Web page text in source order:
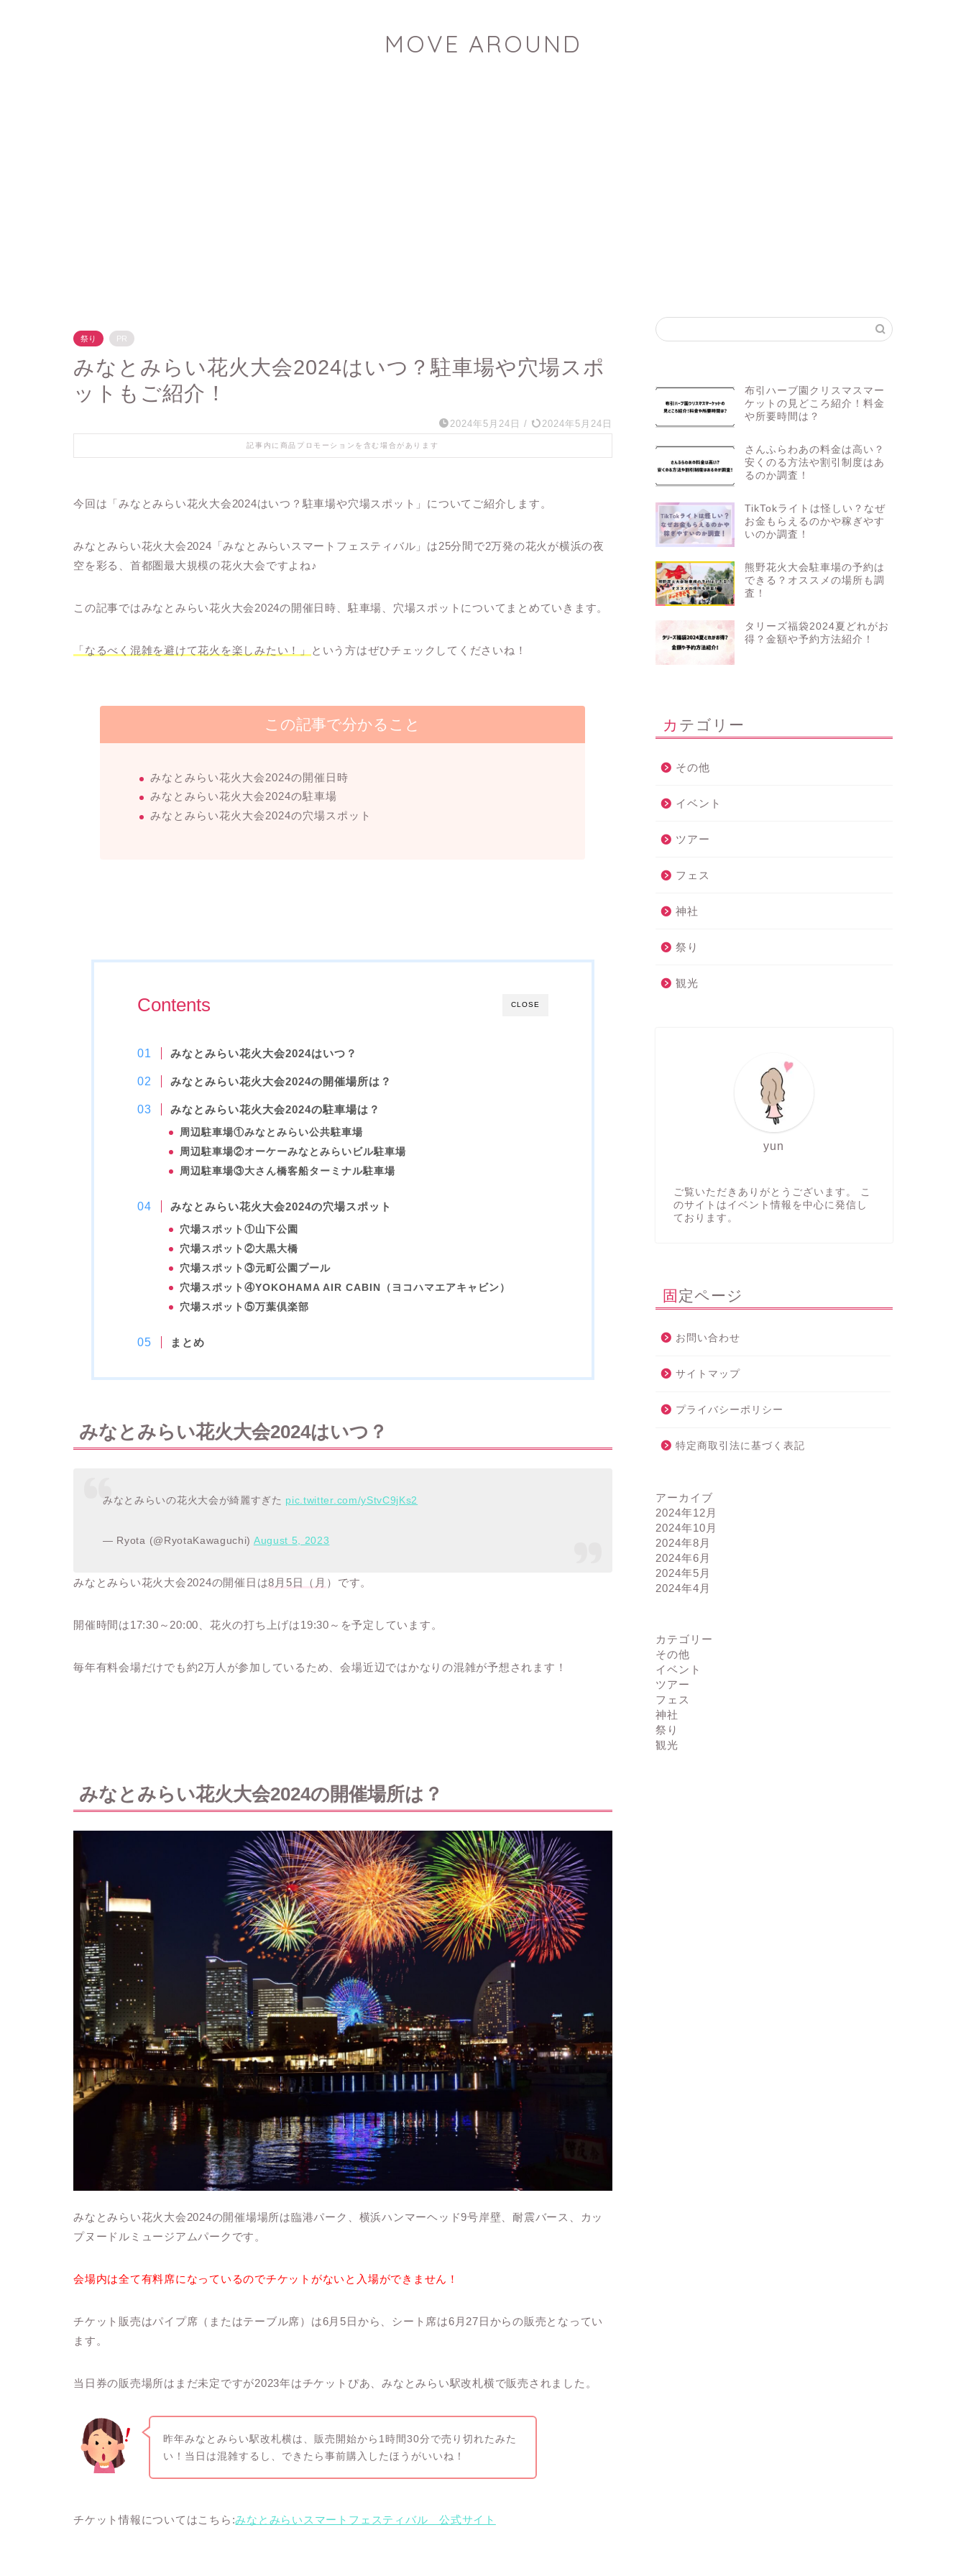
MOVE AROUND
祭り PR
みなとみらい花火大会2024はいつ？駐車場や穴場スポ
ットもご紹介！
2024年5月24日 / 2024年5月24日
記事内に商品プロモーションを含む場合があります
今回は「みなとみらい花火大会2024はいつ？駐車場や穴場スポット」についてご紹介します。
みなとみらい花火大会2024「みなとみらいスマートフェスティバル」は25分間で2万発の花火が横浜の夜
空を彩る、首都圏最大規模の花火大会ですよね♪
この記事ではみなとみらい花火大会2024の開催日時、駐車場、穴場スポットについてまとめていきます。
「なるべく混雑を避けて花火を楽しみたい！」 という方はぜひチェックしてくださいね！
この記事で分かること
みなとみらい花火大会2024の開催日時
みなとみらい花火大会2024の駐車場
みなとみらい花火大会2024の穴場スポット
CLOSE
Contents
みなとみらい花火大会2024はいつ？
みなとみらい花火大会2024の開催場所は？
みなとみらい花火大会2024の駐車場は？
周辺駐車場①みなとみらい公共駐車場
周辺駐車場②オーケーみなとみらいビル駐車場
周辺駐車場③大さん橋客船ターミナル駐車場
みなとみらい花火大会2024の穴場スポット
穴場スポット①山下公園
穴場スポット②大黒大橋
穴場スポット③元町公園プール
穴場スポット④YOKOHAMA AIR CABIN（ヨコハマエアキャビン）
穴場スポット⑤万葉倶楽部
まとめ
みなとみらい花火大会2024はいつ？
みなとみらいの花火大会が綺麗すぎた pic.twitter.com/yStvC9jKs2
— Ryota (@RyotaKawaguchi) August 5, 2023
みなとみらい花火大会2024の開催日は8月5日（月 ）です。
開催時間は17:30～20:00、花火の打ち上げは19:30～を予定しています。
毎年有料会場だけでも約2万人が参加しているため、会場近辺ではかなりの混雑が予想されます！
みなとみらい花火大会2024の開催場所は？
みなとみらい花火大会2024の開催場場所は臨港パーク、横浜ハンマーヘッド9号岸壁、耐震バース、カッ
プヌードルミュージアムパークです。
会場内は全て有料席になっているのでチケットがないと入場ができません！
チケット販売はパイプ席（またはテーブル席）は6月5日から、シート席は6月27日からの販売となってい
ます。
当日券の販売場所はまだ未定ですが2023年はチケット ぴあ、みなとみらい駅改札横で販売されました。
昨年みなとみらい駅改札横は、販売開始から1時間30分で売り切れたみた
い！当日は混雑するし、できたら事前購入したほうがいいね！
チケット情報についてはこちら:みなとみらいスマートフェスティバル 公式サイト
布引ハーブ園クリスマスマー
ケットの見どころ紹介！料金
や所要時間は？
さんふらわあの料金は高い？
安くのる方法や割引制度はあ
るのか調査！
TikTokライトは怪しい？なぜ
お金もらえるのかや稼ぎやす
いのか調査！
熊野花火大会駐車場の予約は
できる？オススメの場所も調
査！
タリーズ福袋2024夏どれがお
得？金額や予約方法紹介！
カテゴリー
その他
イベント
ツアー
フェス
神社
祭り
観光
yun
ご覧いただきありがとうございます。 こ
のサイトはイベント情報を中心に発信し
ております。
固定ページ
お問い合わせ
サイトマップ
プライバシーポリシー
特定商取引法に基づく表記
アーカイブ
2024年12月
2024年10月
2024年8月
2024年6月
2024年5月
2024年4月
カテゴリー
その他
イベント
ツアー
フェス
神社
祭り
観光